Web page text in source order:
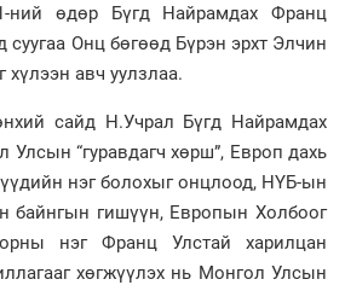
ний өдөр Бүгд Найрамдах Франц
Онц бөгөөд Бүрэн эрхт Элчин
авч уулзлаа.
сайд Н.Учрал Бүгд Найрамдах
“гуравдагч хөрш”, Европ дахь
нэг болохыг онцлоод, НҮБ-ын
байнгын гишүүн, Европын Холбоог
орны нэг Франц Улстай харилцан
хөгжүүлэх нь Монгол Улсын